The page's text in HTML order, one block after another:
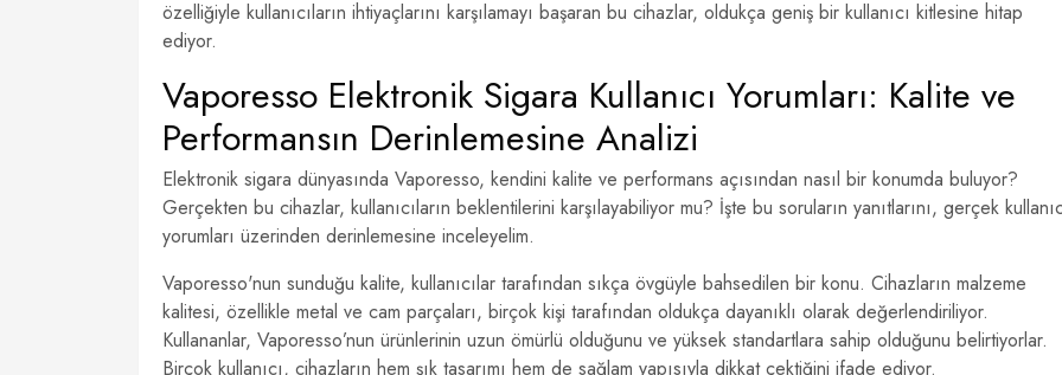
özelliğiyle kullanıcıların ihtiyaçlarını karşılamayı başaran bu cihazlar, oldukça geniş bir kullanıcı kitlesine hitap
ediyor.
Vaporesso Elektronik Sigara Kullanıcı Yorumları: Kalite ve
Performansın Derinlemesine Analizi
Elektronik sigara dünyasında Vaporesso, kendini kalite ve performans açısından nasıl bir konumda buluyor?
Gerçekten bu cihazlar, kullanıcıların beklentilerini karşılayabiliyor mu? İşte bu soruların yanıtlarını, gerçek
yorumları üzerinden derinlemesine inceleyelim.
Vaporesso'nun sunduğu kalite, kullanıcılar tarafından sıkça övgüyle bahsedilen bir konu. Cihazların malzeme
kalitesi, özellikle metal ve cam parçaları, birçok kişi tarafından oldukça dayanıklı olarak değerlendiriliyor.
Kullananlar, Vaporesso’nun ürünlerinin uzun ömürlü olduğunu ve yüksek standartlara sahip olduğunu belirtiyorlar.
Birçok kullanıcı, cihazların hem şık tasarımı hem de sağlam yapısıyla dikkat çektiğini ifade ediyor.